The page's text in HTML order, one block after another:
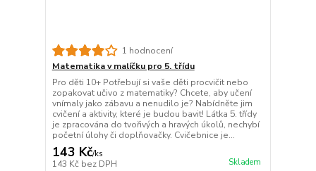
1 hodnocení
Matematika v malíčku pro 5. třídu
Pro děti 10+ Potřebují si vaše děti procvičit nebo
zopakovat učivo z matematiky? Chcete, aby učení
vnímaly jako zábavu a nenudilo je? Nabídněte jim
cvičení a aktivity, které je budou bavit! Látka 5. třídy
je zpracována do tvořivých a hravých úkolů, nechybí
početní úlohy či doplňovačky. Cvičebnice je...
143 Kč/ks
143 Kč bez DPH Skladem